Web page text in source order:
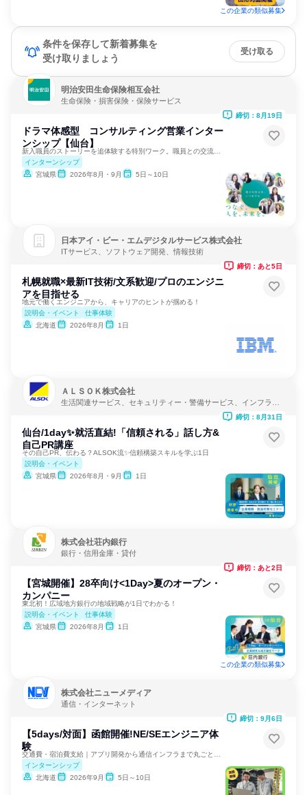
この企業の類似募集
条件を保存して新着募集を
受け取りましょう
受け取る
明治安田生命保険相互会社
生命保険・損害保険・保険サービス
ドラマ体感型 コンサルティング営業インター
ンシップ【仙台】
インターンシップ
宮城県
2026年8月・9月 5日～10日
締切：8月19日
日本アイ・ビー・エムデジタルサービス株式会社
ITサービス、ソフトウェア開発、情報技術
札幌就職×最新IT技術/文系歓迎/プロのエンジニ
アを目指せる
地元で働くエンジニアから、キャリアのヒントが掴める！
説明会・イベント
仕事体験
北海道
2026年8月 1日
締切：あと5日
ＡＬＳＯＫ株式会社
生活関連サービス、セキュリティー・警備サービス、インフラ・
仙台/1day✨就活直結!「信頼される」話し方&
自己PR講座
その自己PR、伝わる？ALSOK流✨信頼構築スキルを学ぶ1日
説明会・イベント
宮城県
2026年8月・9月 1日
締切：8月31日
株式会社荘内銀行
銀行・信用金庫・貸付
【宮城開催】28卒向け<1Day>夏のオープン・
カンパニー
東北初！広域地方銀行の地域戦略が1日でわかる！
説明会・イベント
仕事体験
宮城県
2026年8月 1日
締切：あと2日
この企業の類似募集
株式会社ニューメディア
通信・インターネット
【5days/対面】函館開催!NE/SEエンジニア体
験
インターンシップ
北海道
2026年9月 5日～10日
締切：9月6日